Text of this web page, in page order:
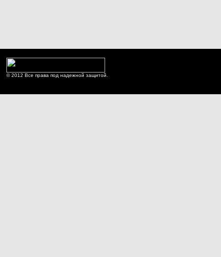
© 2012 Все права под надежной защитой.